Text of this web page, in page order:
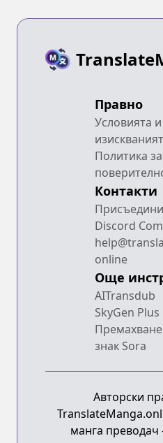
Правно
Условията и
Политика за
Контакти
Discord
online
Още
AITransdub
SkyGen Plus
знак Sora
Авторски
манга преводач